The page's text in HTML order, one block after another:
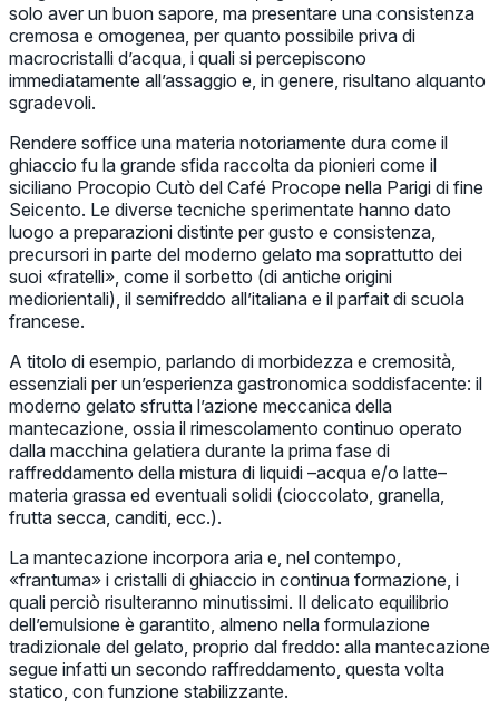
solo aver un buon sapore, ma presentare una consistenza
cremosa e omogenea, per quanto possibile priva di
macrocristalli d’acqua, i quali si percepiscono
immediatamente all’assaggio e, in genere, risultano alquanto
sgradevoli.
Rendere soffice una materia notoriamente dura come il
ghiaccio fu la grande sfida raccolta da pionieri come il
siciliano Procopio Cutò del Café Procope nella Parigi di fine
Seicento. Le diverse tecniche sperimentate hanno dato
luogo a preparazioni distinte per gusto e consistenza,
precursori in parte del moderno gelato ma soprattutto dei
suoi «fratelli», come il sorbetto (di antiche origini
mediorientali), il semifreddo all’italiana e il parfait di scuola
francese.
A titolo di esempio, parlando di morbidezza e cremosità,
essenziali per un’esperienza gastronomica soddisfacente: il
moderno gelato sfrutta l’azione meccanica della
mantecazione, ossia il rimescolamento continuo operato
dalla macchina gelatiera durante la prima fase di
raffreddamento della mistura di liquidi –acqua e/o latte–
materia grassa ed eventuali solidi (cioccolato, granella,
frutta secca, canditi, ecc.).
La mantecazione incorpora aria e, nel contempo,
«frantuma» i cristalli di ghiaccio in continua formazione, i
quali perciò risulteranno minutissimi. Il delicato equilibrio
dell’emulsione è garantito, almeno nella formulazione
tradizionale del gelato, proprio dal freddo: alla mantecazione
segue infatti un secondo raffreddamento, questa volta
statico, con funzione stabilizzante.